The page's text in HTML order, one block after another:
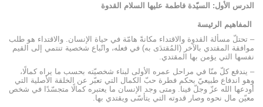
الدرس الأول: السيّدة فاطمة عليها السلام القدوة
المفاهيم الرئيسة
– تحتلّ مسألة القدوة والاقتداء مكانةً هامّة في حياة الإنسان. والاقتداء هو طلب
موافقة المقتدي بالآخر (المُقتدَى به) في فعله، واتّباع شخصية تنتمي إلى القيم
نفسها التي يؤمن بها المقتدي.
– يندفع كلّ منّا في مراحل عمره الأولى لبناء شخصيّته بحسب ما يراه كمالًا،
وهو اندفاع طبيعيّ بحكم فطرة حبّ الكمال التي تعبّر عن الخلقة الأصلية التي
أودعها الله عزّ وجلّ فينا. ومتى وجد الإنسان ما يعتبره كمالًا متجسّدًا في شخص
معيّن مال نحوه وصار قدوته التي يتأسّى ويقتدي بها.